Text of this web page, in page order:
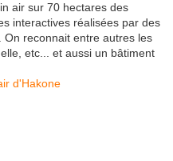
air sur 70 hectares des
interactives réalisées par des
reconnait entre autres les
etc... et aussi un bâtiment
d'Hakone